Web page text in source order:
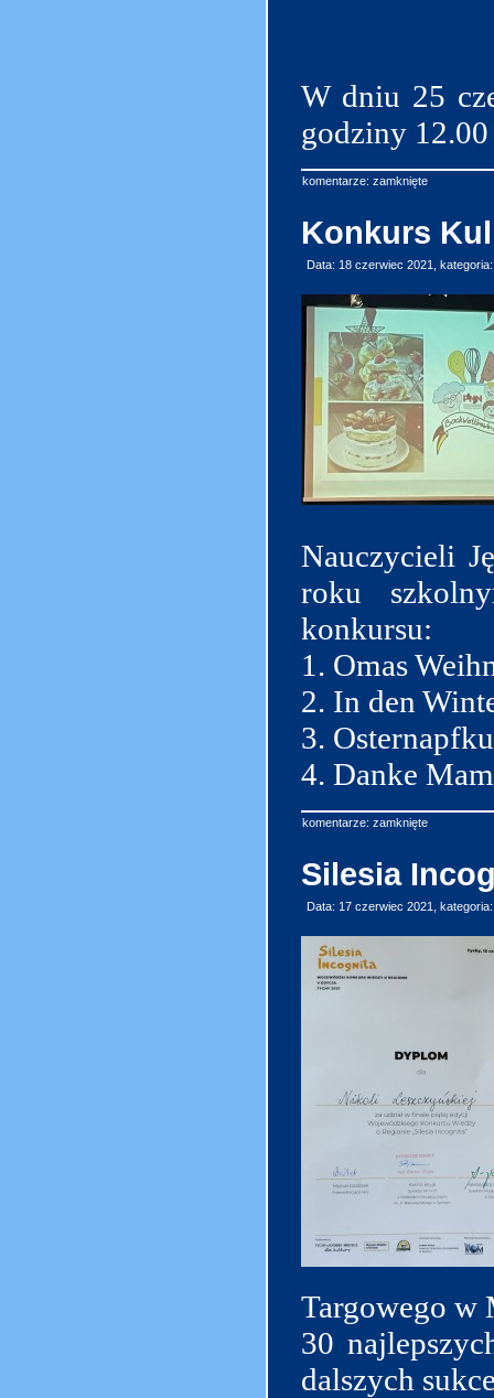
W dniu 25
godziny
komentarze: zamknięte
Konkurs
Data: 18 czerwiec 2021,
Nauczycieli
roku
konkursu:
1. Omas
2. In den
3.
4. Danke
komentarze: zamknięte
Silesia
Data: 17 czerwiec 2021,
Targowego w
30
dalszych